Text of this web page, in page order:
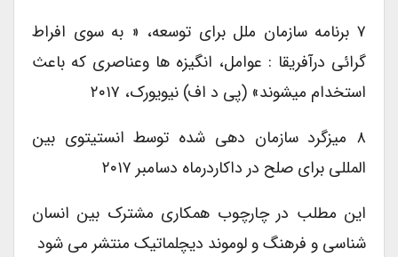
۷ برنامه سازمان ملل برای توسعه، « به سوی افراط
گرائی درآفریقا : عوامل، انگیزه ها وعناصری که باعث
استخدام میشوند» (پی د اف) نیویورک، ۲۰۱۷
۸ میزگرد سازمان دهی شده توسط انستیتوی بین
المللی برای صلح در داکاردرماه دسامبر ۲۰۱۷
این مطلب در چارچوب همکاری مشترک بین انسان
شناسی و فرهنگ و لوموند دیچلماتیک منتشر می شود